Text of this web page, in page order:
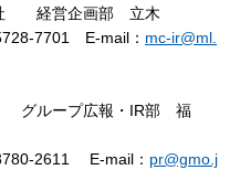
社 経営企画部 立木
7701 E-mail： mc-ir@ml.
グループ広報・IR部 福
2611 E-mail： pr@gmo.j